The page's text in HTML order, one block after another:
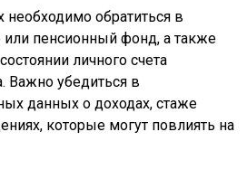
обратиться в
пенсионный фонд, а также
личного счета
Важно убедиться в
данных о доходах, стаже
которые могут повлиять на